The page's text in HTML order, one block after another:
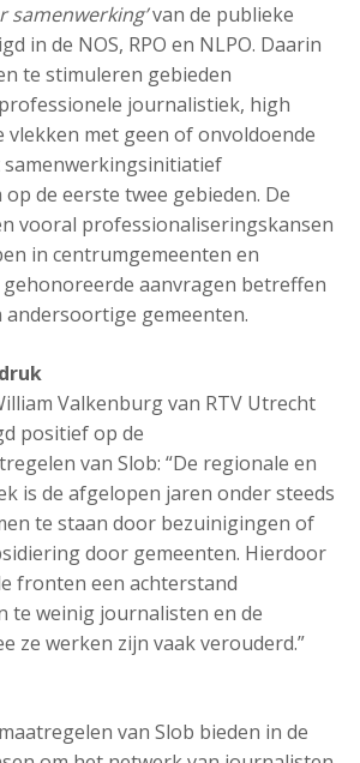
van de publieke
in de NOS, RPO en NLPO. Daarin
te stimuleren gebieden
journalistiek, high
met geen of onvoldoende
de eerste twee gebieden. De
vooral professionaliseringskansen
in centrumgemeenten en
aanvragen betreffen
gemeenten.
Valkenburg van RTV Utrecht
positief op de
van Slob: “De regionale en
is de afgelopen jaren onder steeds
te staan door bezuinigingen of
door gemeenten. Hierdoor
fronten een achterstand
te weinig journalisten en de
ze werken zijn vaak verouderd.”
van Slob bieden in de